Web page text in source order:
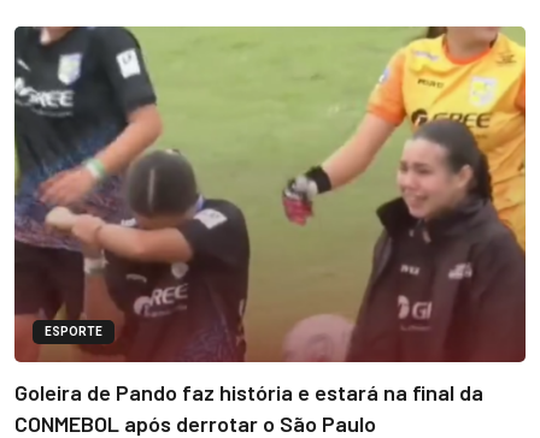
ESPORTE
Goleira de Pando faz história e estará na final da
CONMEBOL após derrotar o São Paulo